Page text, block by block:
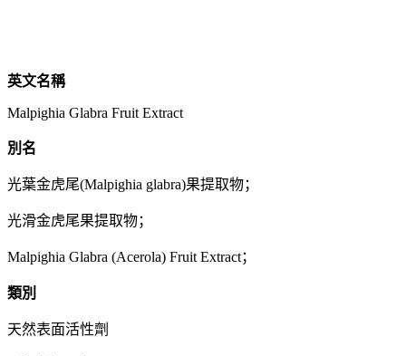
英文名稱
Malpighia Glabra Fruit Extract
別名
光葉金虎尾(Malpighia glabra)果提取物；
光滑金虎尾果提取物；
Malpighia Glabra (Acerola) Fruit Extract；
類別
天然表面活性劑